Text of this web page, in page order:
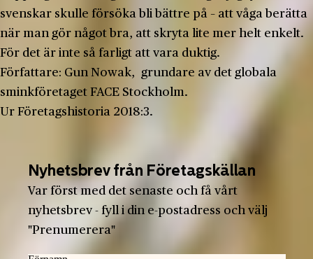
svenskar skulle försöka bli bättre på – att våga berätta
när man gör något bra, att skryta lite mer helt enkelt.
För det är inte så farligt att vara duktig.
Författare: Gun Nowak, grundare av det globala
sminkföretaget FACE Stockholm.
Ur Företagshistoria 2018:3.
Nyhetsbrev från Företagskällan
Var först med det senaste och få vårt
nyhetsbrev - fyll i din e-postadress och välj
"Prenumerera"